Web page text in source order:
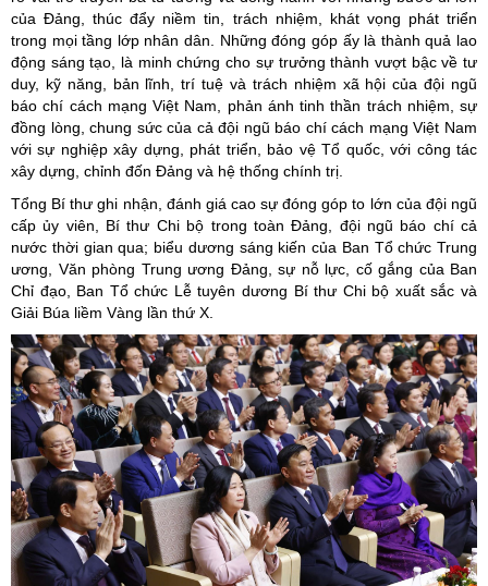
của Đảng, thúc đẩy niềm tin, trách nhiệm, khát vọng phát triển
trong mọi tầng lớp nhân dân. Những đóng góp ấy là thành quả lao
động sáng tạo, là minh chứng cho sự trưởng thành vượt bậc về tư
duy, kỹ năng, bản lĩnh, trí tuệ và trách nhiệm xã hội của đội ngũ
báo chí cách mạng Việt Nam, phản ánh tinh thần trách nhiệm, sự
đồng lòng, chung sức của cả đội ngũ báo chí cách mạng Việt Nam
với sự nghiệp xây dựng, phát triển, bảo vệ Tổ quốc, với công tác
xây dựng, chỉnh đốn Đảng và hệ thống chính trị.
Tổng Bí thư ghi nhận, đánh giá cao sự đóng góp to lớn của đội ngũ
cấp ủy viên, Bí thư Chi bộ trong toàn Đảng, đội ngũ báo chí cả
nước thời gian qua; biểu dương sáng kiến của Ban Tổ chức Trung
ương, Văn phòng Trung ương Đảng, sự nỗ lực, cố gắng của Ban
Chỉ đạo, Ban Tổ chức Lễ tuyên dương Bí thư Chi bộ xuất sắc và
Giải Búa liềm Vàng lần thứ X.